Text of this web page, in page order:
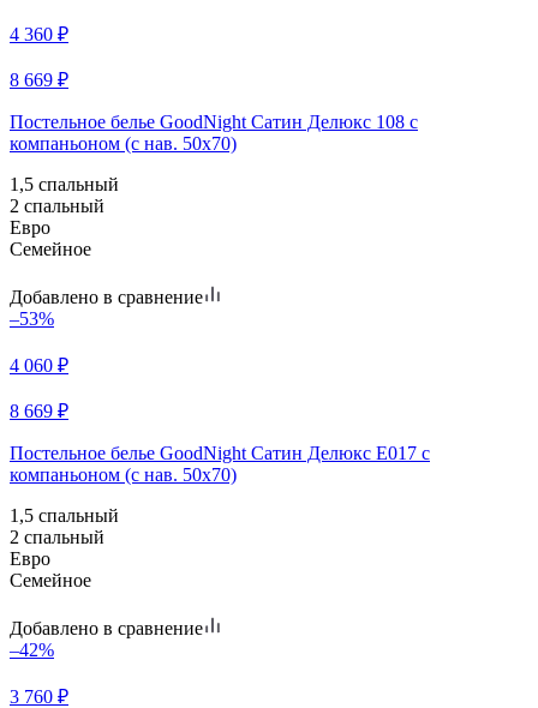
4 360 ₽
8 669 ₽
Постельное белье GoodNight Сатин Делюкс 108 с
компаньоном (с нав. 50х70)
1,5 спальный
2 спальный
Евро
Семейное
Добавлено в сравнение
–53%
4 060 ₽
8 669 ₽
Постельное белье GoodNight Сатин Делюкс E017 с
компаньоном (с нав. 50х70)
1,5 спальный
2 спальный
Евро
Семейное
Добавлено в сравнение
–42%
3 760 ₽